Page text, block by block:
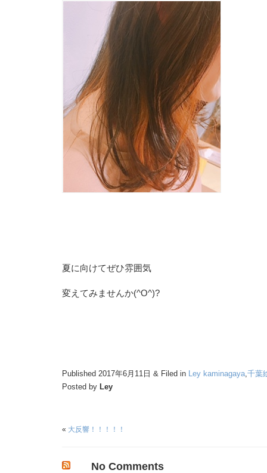
夏に向けてぜひ雰囲気
変えてみませんか(^O^)?
Published 2017年6月11日 & Filed in Ley kaminagaya,千葉
Posted by Ley
« 大反響！！！！！
No Comments